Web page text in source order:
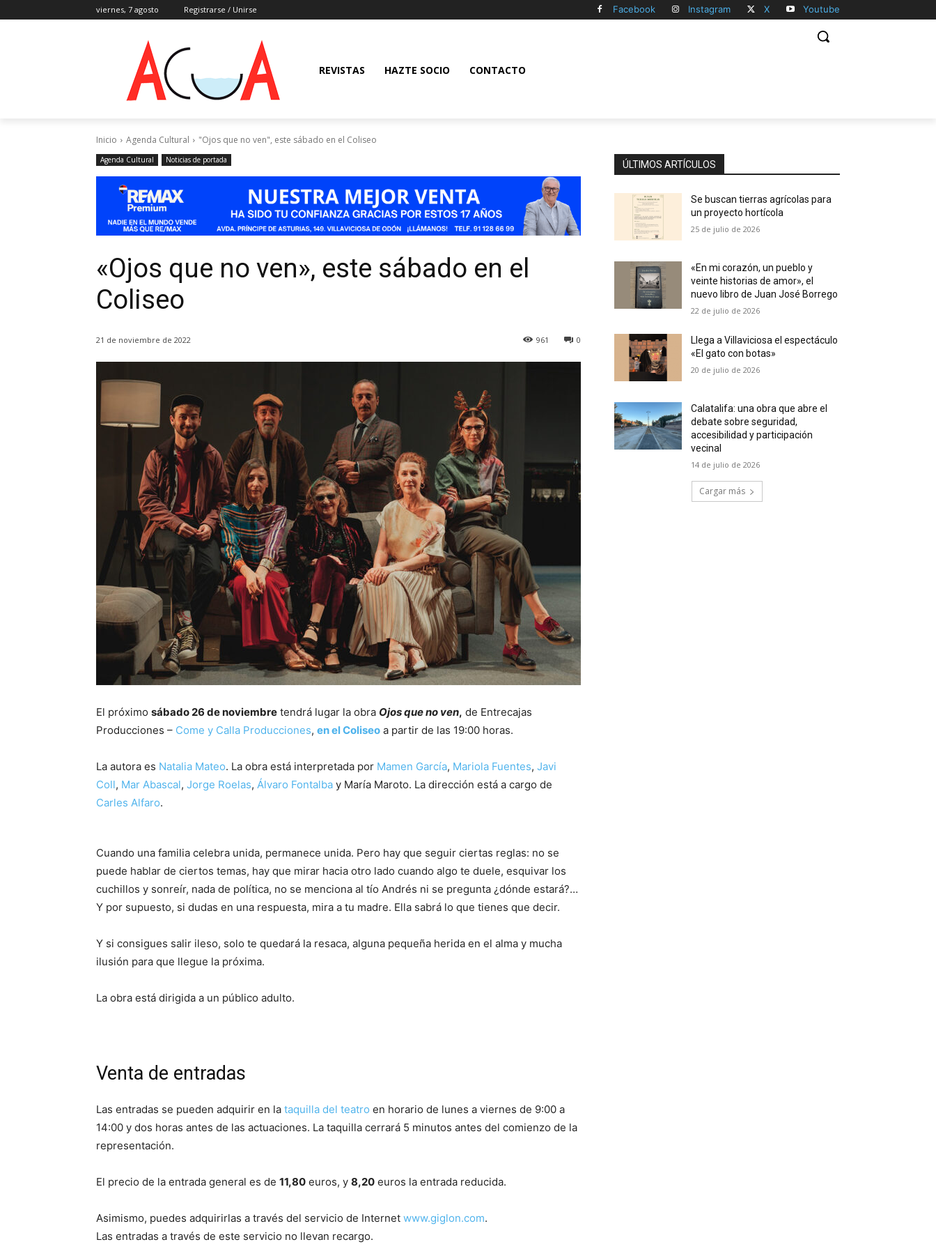
viernes, 7 agosto Registrarse / Unirse Facebook Instagram X Youtube
REVISTAS HAZTE SOCIO CONTACTO
Inicio Agenda Cultural "Ojos que no ven", este sábado en el Coliseo
Agenda Cultural Noticias de portada
«Ojos que no ven», este sábado en el
Coliseo
21 de noviembre de 2022 0
961
El próximo sábado 26 de noviembre tendrá lugar la obra Ojos que no ven, de Entrecajas
Producciones – Come y Calla Producciones, en el Coliseo a partir de las 19:00 horas.
La autora es Natalia Mateo. La obra está interpretada por Mamen García, Mariola Fuentes, Javi
Coll, Mar Abascal, Jorge Roelas, Álvaro Fontalba y María Maroto. La dirección está a cargo de
Carles Alfaro.
Cuando una familia celebra unida, permanece unida. Pero hay que seguir ciertas reglas: no se
puede hablar de ciertos temas, hay que mirar hacia otro lado cuando algo te duele, esquivar los
cuchillos y sonreír, nada de política, no se menciona al tío Andrés ni se pregunta ¿dónde estará?…
Y por supuesto, si dudas en una respuesta, mira a tu madre. Ella sabrá lo que tienes que decir.
Y si consigues salir ileso, solo te quedará la resaca, alguna pequeña herida en el alma y mucha
ilusión para que llegue la próxima.
La obra está dirigida a un público adulto.
Venta de entradas
Las entradas se pueden adquirir en la taquilla del teatro en horario de lunes a viernes de 9:00 a
14:00 y dos horas antes de las actuaciones. La taquilla cerrará 5 minutos antes del comienzo de la
representación.
El precio de la entrada general es de 11,80 euros, y 8,20 euros la entrada reducida.
Asimismo, puedes adquirirlas a través del servicio de Internet www.giglon.com.
Las entradas a través de este servicio no llevan recargo.
ÚLTIMOS ARTÍCULOS
Se buscan tierras agrícolas para
un proyecto hortícola
25 de julio de 2026
«En mi corazón, un pueblo y
veinte historias de amor», el
nuevo libro de Juan José Borrego
22 de julio de 2026
Llega a Villaviciosa el espectáculo
«El gato con botas»
20 de julio de 2026
Calatalifa: una obra que abre el
debate sobre seguridad,
accesibilidad y participación
vecinal
14 de julio de 2026
Cargar más